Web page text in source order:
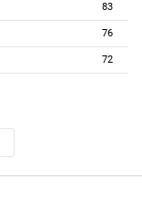
83
76
72